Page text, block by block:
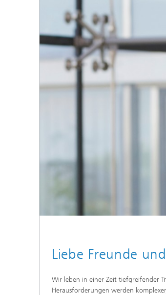
Liebe Freunde
Wir leben in einer Zeit tiefgreifender
Herausforderungen werden